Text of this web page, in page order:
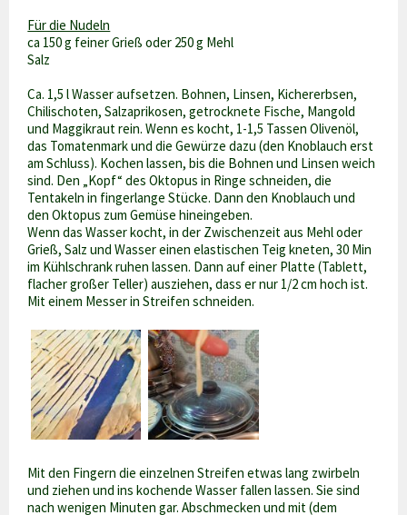
Für die Nudeln
ca 150 g feiner Grieß oder 250 g Mehl
Salz
Ca. 1,5 l Wasser aufsetzen. Bohnen, Linsen, Kichererbsen,
Chilischoten, Salzaprikosen, getrocknete Fische, Mangold
und Maggikraut rein. Wenn es kocht, 1-1,5 Tassen Olivenöl,
das Tomatenmark und die Gewürze dazu (den Knoblauch erst
am Schluss). Kochen lassen, bis die Bohnen und Linsen weich
sind. Den „Kopf“ des Oktopus in Ringe schneiden, die
Tentakeln in fingerlange Stücke. Dann den Knoblauch und
den Oktopus zum Gemüse hineingeben.
Wenn das Wasser kocht, in der Zwischenzeit aus Mehl oder
Grieß, Salz und Wasser einen elastischen Teig kneten, 30 Min
im Kühlschrank ruhen lassen. Dann auf einer Platte (Tablett,
flacher großer Teller) ausziehen, dass er nur 1/2 cm hoch ist.
Mit einem Messer in Streifen schneiden.
Mit den Fingern die einzelnen Streifen etwas lang zwirbeln
und ziehen und ins kochende Wasser fallen lassen. Sie sind
nach wenigen Minuten gar. Abschmecken und mit (dem